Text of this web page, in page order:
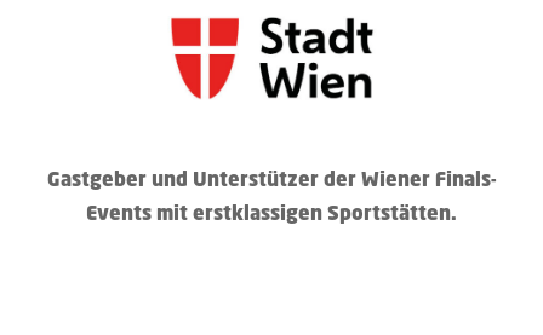
Gastgeber und Unterstützer der Wiener Finals-
Events mit erstklassigen Sportstätten.